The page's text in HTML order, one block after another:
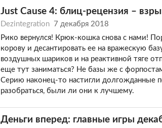
Just Cause 4: блиц-рецензия –
Dezintegration
7 декабря 2018
Рико вернулся! Крюк-кошка снова с нами!
корову и десантировать ее на вражескую
воздушных шариков и на реактивной тяге
еще тут заниматься? Не базы же с
Серию наконец-то настигли долгожданные
разобраться, были ли они к лучшему.
Деньги вперед: главные игры